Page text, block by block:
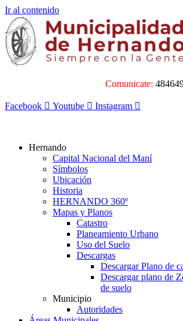
Ir al contenido
Comunicate:
Facebook Youtube Instagram
Hernando
Capital Nacional del Maní
Símbolos
Ubicación
Historia
HERNANDO 360º
Mapas y Planos
Catastro
Planeamiento Urbano
Uso del Suelo
Descargas
Descargar Plano de
Descargar plano de
de suelo
Municipio
Autoridades